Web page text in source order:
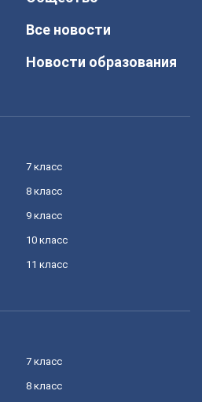
Все новости
Новости образования
7 класс
8 класс
9 класс
10 класс
11 класс
7 класс
8 класс